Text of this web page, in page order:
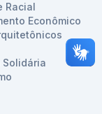
Racial
Econômico
Solidária